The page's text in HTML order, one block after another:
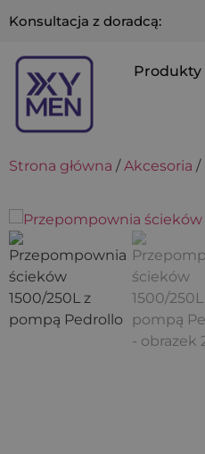
Konsultacja z doradcą:
Produkty
Strona główna /Akcesoria /